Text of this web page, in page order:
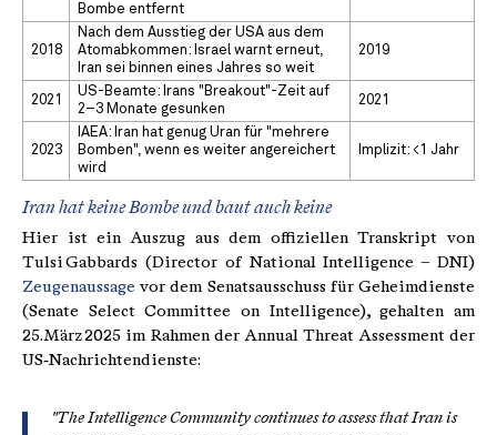
Bombe entfernt
2018
Nach dem Ausstieg der USA aus dem
Atomabkommen: Israel warnt erneut,
Iran sei binnen eines Jahres so weit
2019
2021
US-Beamte: Irans "Breakout"-Zeit auf
2–3 Monate gesunken
2021
2023
IAEA: Iran hat genug Uran für "mehrere
Bomben", wenn es weiter angereichert
wird
Implizit: <1 Jahr
Iran hat keine Bombe und baut auch keine
Hier ist ein Auszug aus dem offiziellen Transkript von
Tulsi Gabbards (Director of National Intelligence – DNI)
Zeugenaussage vor dem Senatsausschuss für Geheimdienste
(Senate Select Committee on Intelligence), gehalten am
25. März 2025 im Rahmen der Annual Threat Assessment der
US‑Nachrichtendienste:
"The Intelligence Community continues to assess that Iran is